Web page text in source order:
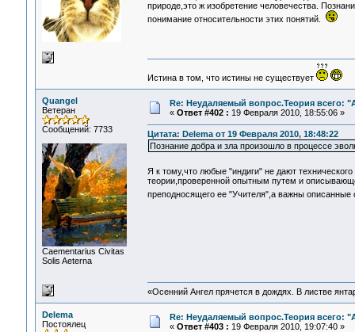
природе,это ж изобретение человечества.
понимание относительности этих понятий.
Истина в том, что истины не существует
Quangel
Ветеран
Сообщений: 7733
Сaementarius Civitas
Solis Aeterna
Re: Неудаляемый вопрос.Теория всего:
« Ответ #402 : 19 Февраля 2010, 18:55:06 »
Цитата: Delema от 19 Февраля 2010, 18:48:22
Познание добра и зла произошло в процессе
Я к тому,что любые "индиги" не дают
теории,проверенной опытным путем и
преподносящего ее "Учителя",а важны описанные
«Осенний Ангел прячется в дождях. В листве
Delema
Постоялец
Re: Неудаляемый вопрос.Теория всего:
« Ответ #403 : 19 Февраля 2010, 19:07:40 »